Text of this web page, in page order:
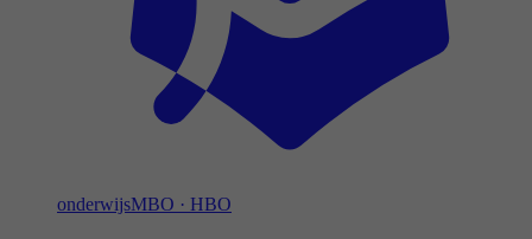
onderwijsMBO · HBO